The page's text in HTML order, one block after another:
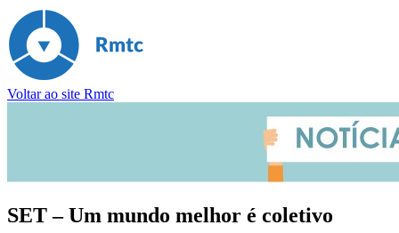
Voltar ao site Rmtc
SET – Um mundo melhor é coletivo